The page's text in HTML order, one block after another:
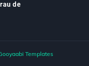
de
Templates